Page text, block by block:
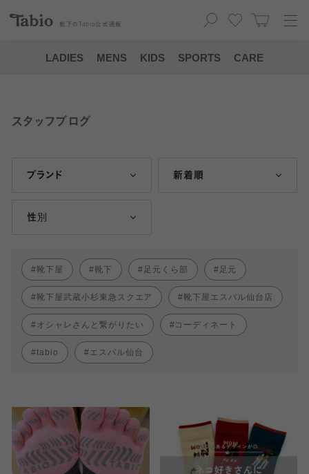
靴下の Tabio 公式通販
LADIES MENS KIDS SPORTS CARE
スタッフブログ
ブランド 新着順
性別
靴下屋 靴下 足元くら部 足元
靴下屋武蔵小杉東急スクエア 靴下屋エスパル仙台店
オシャレさんと繋がりたい コーディネート
tabio エスパル仙台